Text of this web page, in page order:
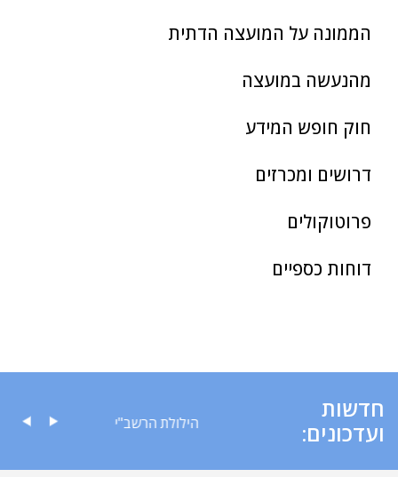
הממונה על המועצה הדתית
מהנעשה במועצה
חוק חופש המידע
דרושים ומכרזים
פרוטוקולים
דוחות כספיים
חדשות
ועדכונים:
לציבור הילולת הרשב"י